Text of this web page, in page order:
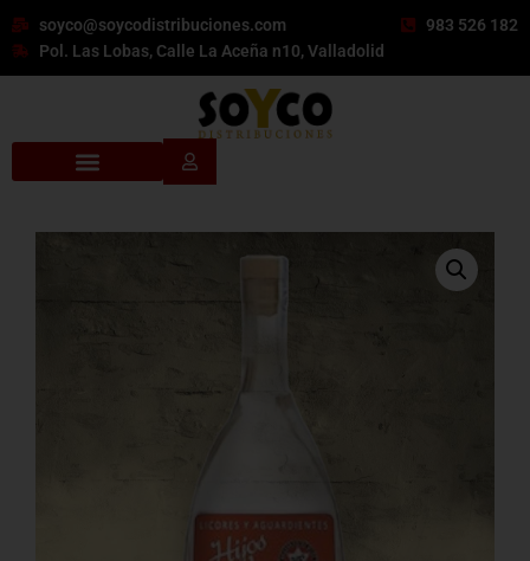
soyco@soycodistribuciones.com
983 526 182
Pol. Las Lobas, Calle La Aceña n10, Valladolid